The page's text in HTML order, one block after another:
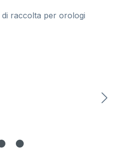
di raccolta per orologi